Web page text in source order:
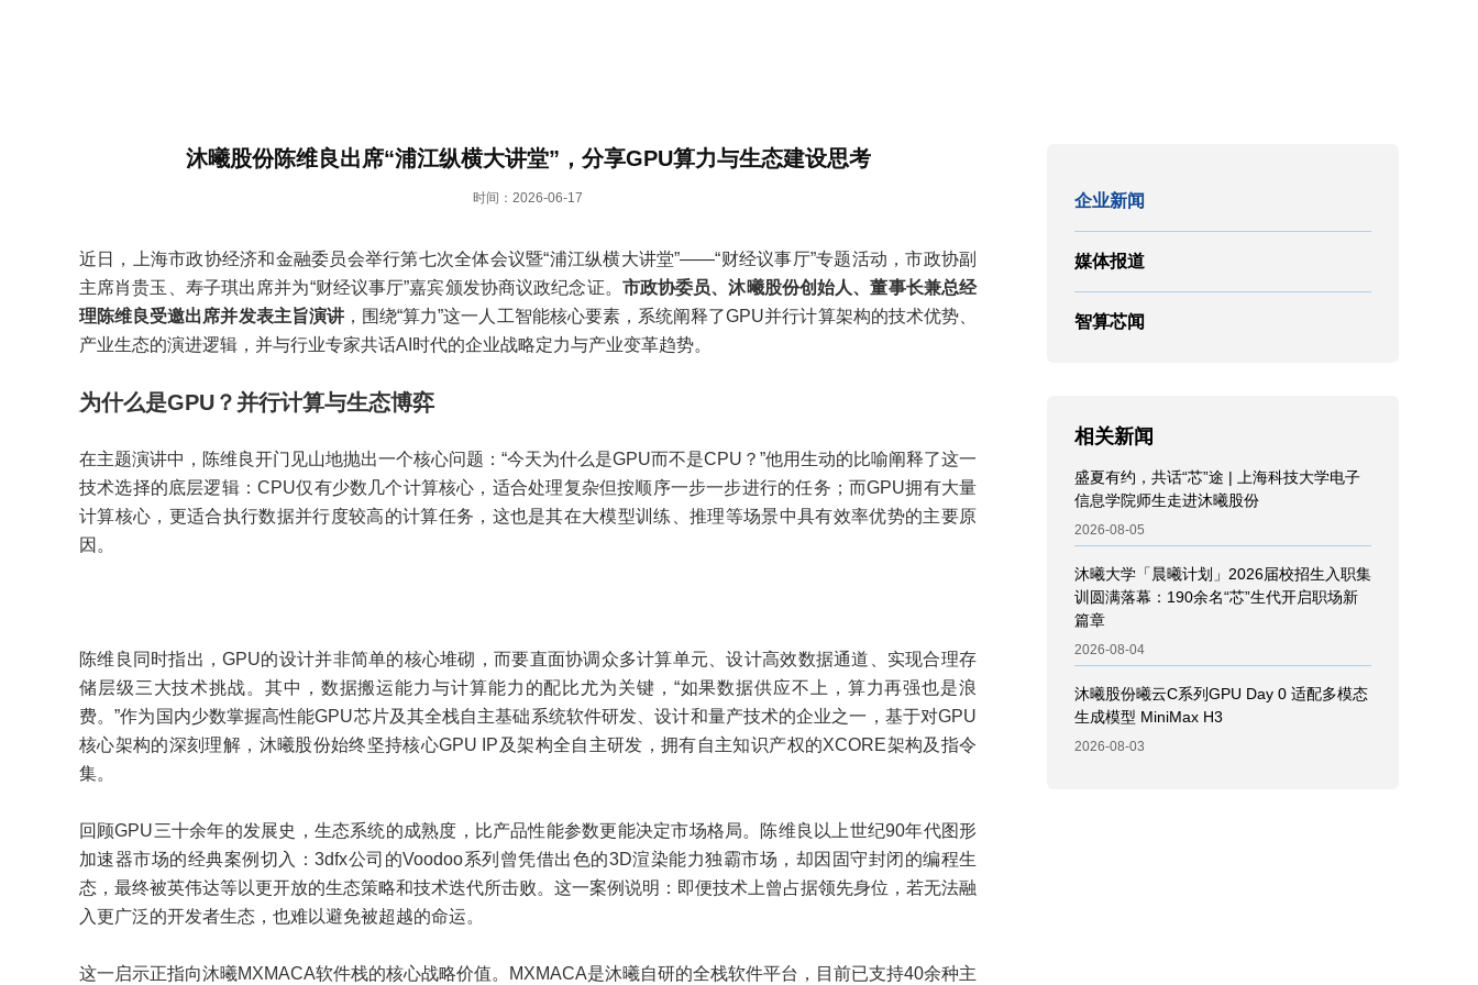
沐曦股份陈维良出席“浦江纵横大讲堂”，分享GPU算力与生态建设思考
时间：2026-06-17
近日，上海市政协经济和金融委员会举行第七次全体会议暨“浦江纵横大讲堂”——“财经议事厅”专题活动，市政协副
主席肖贵玉、寿子琪出席并为“财经议事厅”嘉宾颁发协商议政纪念证。 市政协委员、沐曦股份创始人、董事长兼总经
理陈维良受邀出席并发表主旨演讲，围绕“算力”这一人工智能核心要素，系统阐释了GPU并行计算架构的技术优势、
产业生态的演进逻辑，并与行业专家共话AI时代的企业战略定力与产业变革趋势。
为什么是GPU？并行计算与生态博弈
在主题演讲中，陈维良开门见山地抛出一个核心问题：“今天为什么是GPU而不是CPU？”他用生动的比喻阐释了这一
技术选择的底层逻辑：CPU仅有少数几个计算核心，适合处理复杂但按顺序一步一步进行的任务；而GPU拥有大量
计算核心，更适合执行数据并行度较高的计算任务，这也是其在大模型训练、推理等场景中具有效率优势的主要原
因。
陈维良同时指出，GPU的设计并非简单的核心堆砌，而要直面协调众多计算单元、设计高效数据通道、实现合理存
储层级三大技术挑战。其中，数据搬运能力与计算能力的配比尤为关键，“如果数据供应不上，算力再强也是浪
费。”作为国内少数掌握高性能GPU芯片及其全栈自主基础系统软件研发、设计和量产技术的企业之一，基于对GPU
核心架构的深刻理解，沐曦股份始终坚持核心GPU IP及架构全自主研发，拥有自主知识产权的XCORE架构及指令
集。
回顾GPU三十余年的发展史，生态系统的成熟度，比产品性能参数更能决定市场格局。陈维良以上世纪90年代图形
加速器市场的经典案例切入：3dfx公司的Voodoo系列曾凭借出色的3D渲染能力独霸市场，却因固守封闭的编程生
态，最终被英伟达等以更开放的生态策略和技术迭代所击败。这一案例说明：即便技术上曾占据领先身位，若无法融
入更广泛的开发者生态，也难以避免被超越的命运。
这一启示正指向沐曦MXMACA软件栈的核心战略价值。MXMACA是沐曦自研的全栈软件平台，目前已支持40余种主
企业新闻
媒体报道
智算芯闻
相关新闻
盛夏有约，共话“芯”途 | 上海科技大学电子
信息学院师生走进沐曦股份
2026-08-05
沐曦大学「晨曦计划」2026届校招生入职集
训圆满落幕：190余名“芯”生代开启职场新
篇章
2026-08-04
沐曦股份曦云C系列GPU Day 0 适配多模态
生成模型 MiniMax H3
2026-08-03